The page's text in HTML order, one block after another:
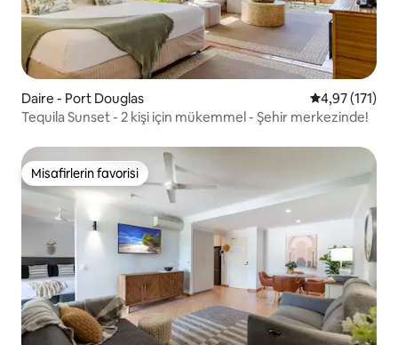
Daire - Port Douglas 5 üzerinden
4,97 (171)
Tequila Sunset - 2 kişi için mükemmel - Şehir merkezinde!
Misafirlerin favorisi
Misafirlerin favorisi